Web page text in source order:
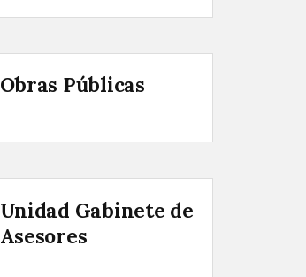
Obras Públicas
Unidad Gabinete de
Asesores